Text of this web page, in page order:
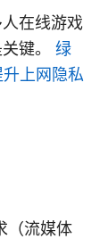
在线游戏
键。 绿
上网隐私
（流媒体